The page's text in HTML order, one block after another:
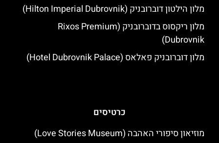
מלון הילטון דוברובניק (Hilton Imperial Dubrovnik)
מלון ריקסוס בדוברובניק (Rixos Premium
Dubrovnik)
מלון דוברובניק פאלאס (Hotel Dubrovnik Palace)
כרטיסים
מוזיאון סיפורי האהבה (Love Stories Museum)